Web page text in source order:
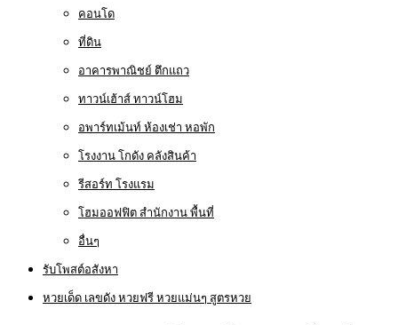
คอนโด
ที่ดิน
อาคารพาณิชย์ ตึกแถว
ทาวน์เฮ้าส์ ทาวน์โฮม
อพาร์ทเม้นท์ ห้องเช่า หอพัก
โรงงาน โกดัง คลังสินค้า
รีสอร์ท โรงแรม
โฮมออฟฟิต สำนักงาน พื้นที่
อื่นๆ
รับโพสต์อสังหา
หวยเด็ด เลขดัง หวยฟรี หวยแม่นๆ สูตรหวย